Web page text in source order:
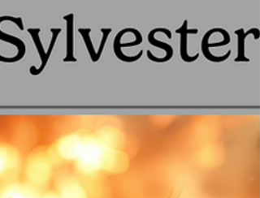
wichtige Handlungsempfehlungen, was Du
als Passant tun kannst, wenn Du einen
in einem überhitzten Auto si